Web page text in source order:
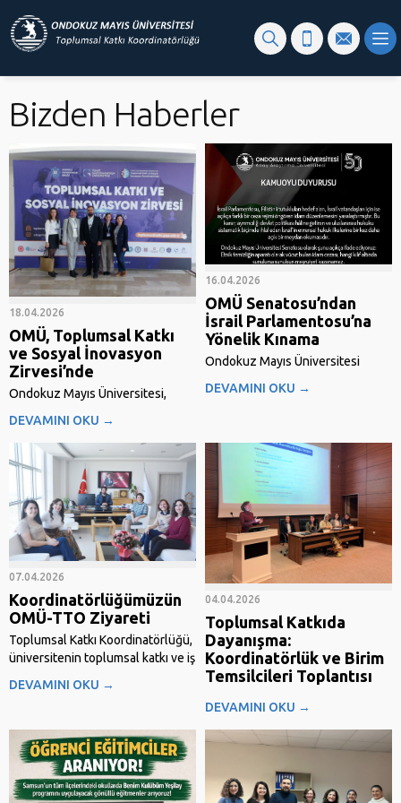
Bizden Haberler
18.04.2026
OMÜ, Toplumsal Katkı
ve Sosyal İnovasyon
Zirvesi’nde
Ondokuz Mayıs Üniversitesi,
Tokat Gaziosmanpaşa
Üniversitesi iş birliğinde 16-17
Nisan 2026 tarihlerinde Tokat’ta
düzenlenen “Toplumsal Katkı ve
Sosyal İnovasyon Zirvesi”ne
katılım sağladı. 40 üniversitenin
yer aldığı ve yoğun ilgi gören
zirvede,...
DEVAMINI OKU →
16.04.2026
OMÜ Senatosu’ndan
İsrail Parlamentosu’na
Yönelik Kınama
Ondokuz Mayıs Üniversitesi
ve 2026/74 sayılı kararı
DEVAMINI OKU →
07.04.2026
Koordinatörlüğümüzün
OMÜ-TTO Ziyareti
Toplumsal Katkı Koordinatörlüğü,
üniversitenin toplumsal katkı ve iş
yönelik çalışmalar kapsamında
A.Ş.’yi ziyaret etti. Gerçekleştirilen
ziyarete Toplumsal Katkı
Koordinatörü Dr. Öğr. Üyesi
Gülten Arslantürk, Koordinatör
DEVAMINI OKU →
04.04.2026
Toplumsal Katkıda
Dayanışma:
Koordinatörlük ve Birim
Temsilcileri Toplantısı
toplumsal katkı süreçleri,
üniversitemizin stratejik hedefleri
doğrultusunda kapsamlı bir
şekilde ele alındı. İç
paydaşlarımızın katılımıyla
DEVAMINI OKU →